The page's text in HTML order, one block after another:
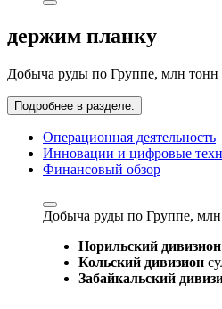
держим планку
Добыча руды по Группе, млн тонн
Подробнее в разделе:
Операционная деятельность
Инновации и цифровые
Финансовый обзор
Добыча руды по Группе,
Норильский дивизион
Кольский дивизион
Забайкальский